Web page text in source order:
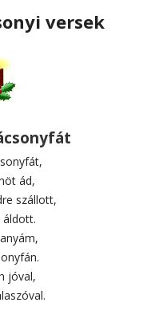
versek
ád,
szállott,
áldott.
jóval,